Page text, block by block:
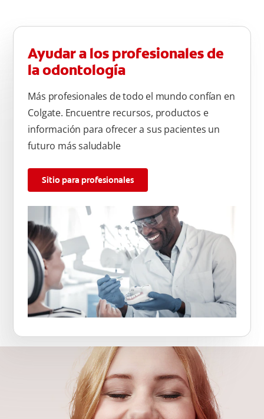
Ayudar a los profesionales de
la odontología
Más profesionales de todo el mundo confían en
Colgate. Encuentre recursos, productos e
información para ofrecer a sus pacientes un
futuro más saludable
Sitio para profesionales